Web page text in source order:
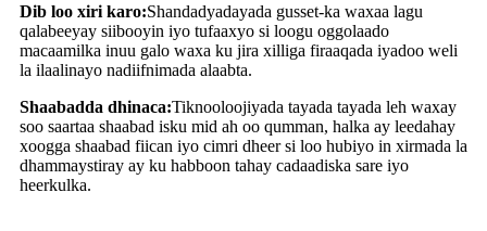
Dib loo xiri karo:Shandadyadayada gusset-ka waxaa lagu
qalabeeyay siibooyin iyo tufaaxyo si loogu oggolaado
macaamilka inuu galo waxa ku jira xilliga firaaqada iyadoo weli
la ilaalinayo nadiifnimada alaabta.
Shaabadda dhinaca:Tiknooloojiyada tayada tayada leh waxay
soo saartaa shaabad isku mid ah oo qumman, halka ay leedahay
xoogga shaabad fiican iyo cimri dheer si loo hubiyo in xirmada la
dhammaystiray ay ku habboon tahay cadaadiska sare iyo
heerkulka.